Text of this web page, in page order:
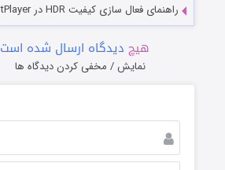
راهنمای فعال سازی کیفیت HDR در PotPlayer
هیچ دیدگاه ارسال شده است
نمایش / مخفی کردن دیدگاه ها